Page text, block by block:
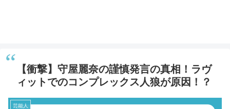
【衝撃】守屋麗奈の謹慎発言の真相！ラヴ
ィットでのコンプレックス人狼が原因！？
芸能人